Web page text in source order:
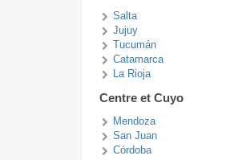
Salta
Jujuy
Tucumán
Catamarca
La Rioja
Centre et Cuyo
Mendoza
San Juan
Córdoba